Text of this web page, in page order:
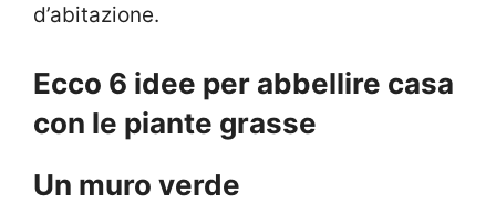
d’abitazione.
Ecco 6 idee per abbellire casa
con le piante grasse
Un muro verde